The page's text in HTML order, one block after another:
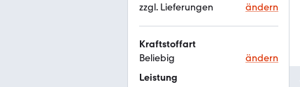
zzgl. Lieferungen
ändern
Kraftstoffart
Beliebig
ändern
Leistung